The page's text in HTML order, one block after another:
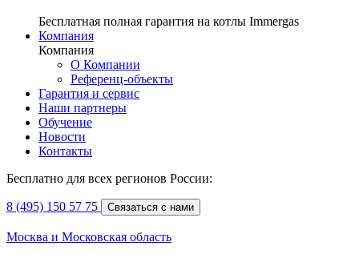
Бесплатная полная гарантия на котлы Immergas
Компания
Компания
О Компании
Референц-объекты
Гарантия и сервис
Наши партнеры
Обучение
Новости
Контакты
Бесплатно для всех регионов России:
8 (495) 150 57 75 Связаться с нами
Москва и Московская область